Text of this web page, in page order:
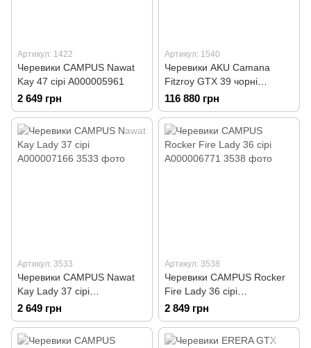
Артикул: 1422
Черевики CAMPUS Nawat
Kay 47 сірі А000005961
2 649 грн
Артикул: 1540
Черевики AKU Camana
Fitzroy GTX 39 чорні
А000006735
116 880 грн
Артикул: 3533
Черевики CAMPUS Nawat
Kay Lady 37 сірі
А000007166
2 649 грн
Артикул: 3538
Черевики CAMPUS Rocker
Fire Lady 36 сірі
А000006771
2 849 грн